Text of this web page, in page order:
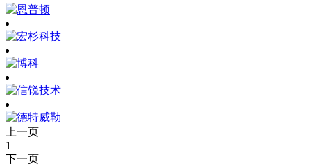
上一页
1
下一页